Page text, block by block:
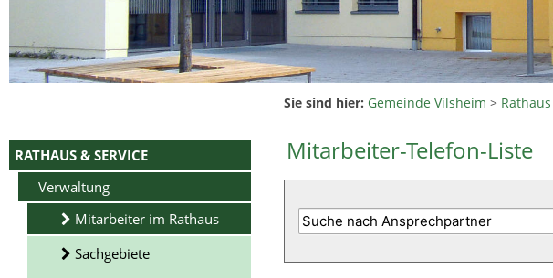
RATHAUS & SERVICE
Verwaltung
Mitarbeiter im Rathaus
Sachgebiete
Sie sind hier: Gemeinde Vilsheim >
Mitarbeiter-Telefon-Liste